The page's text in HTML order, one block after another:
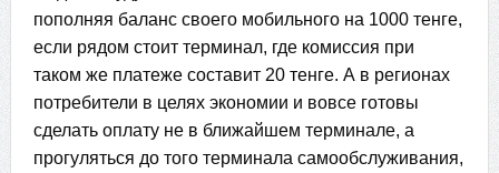
пополняя баланс своего мобильного на 1000 тенге,
если рядом стоит терминал, где комиссия при
таком же платеже составит 20 тенге. А в регионах
потребители в целях экономии и вовсе готовы
сделать оплату не в ближайшем терминале, а
прогуляться до того терминала самообслуживания,